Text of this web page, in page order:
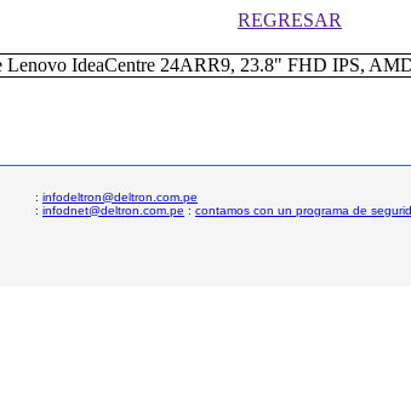
REGRESAR
: infodeltron@deltron.com.pe
: infodnet@deltron.com.pe : contamos con un programa de